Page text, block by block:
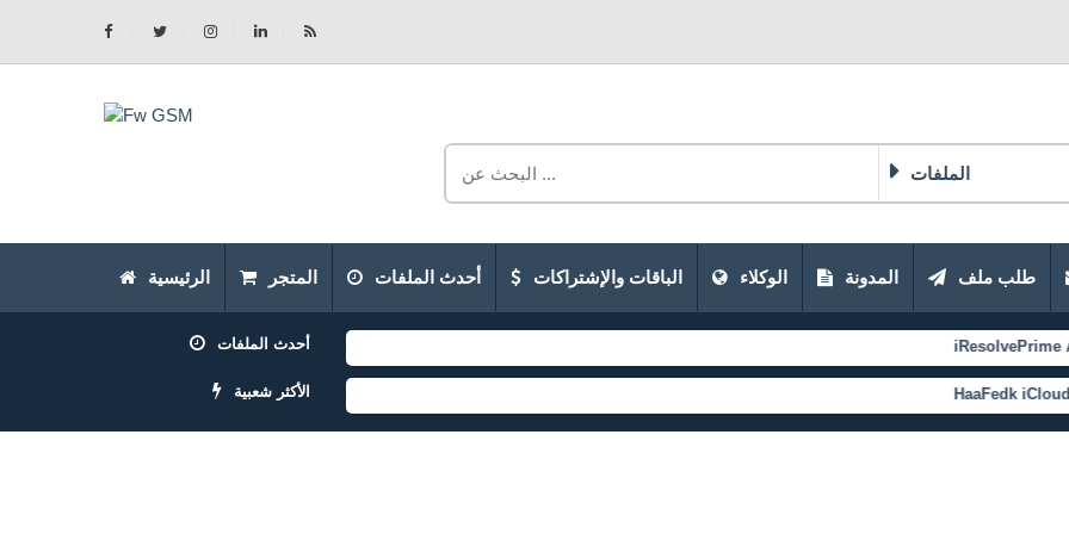
الملفات
الرئيسية المتجر أحدث الملفات الباقات والإشتراكات الوكلاء المدونة طلب ملف
أحدث الملفات iResolvePrime
الأكثر شعبية HaaFedk iCloud Free-8.3